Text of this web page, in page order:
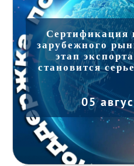
Сертификация
зарубежного
этап
становится
05